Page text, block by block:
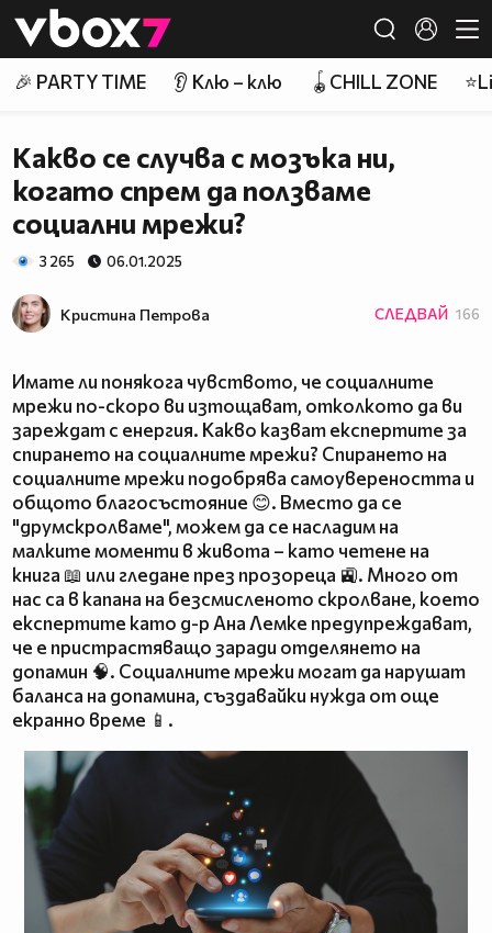
👾
🎉 PARTY TIME 👂 Клю – клю 🪀CHILL ZONE
Какво се случва с мозъка ни,
когато спрем да ползваме
социални мрежи?
3 265 06.01.2025
Кристина Петрова СЛЕДВАЙ 166
Имате ли понякога чувството, че социалните
мрежи по-скоро ви изтощават, отколкото да ви
зареждат с енергия. Какво казват експертите за
спирането на социалните мрежи? Спирането на
социалните мрежи подобрява самоувереността и
общото благосъстояние 😊. Вместо да се
"друмскролваме", можем да се насладим на
малките моменти в живота – като четене на
книга 📖 или гледане през прозореца 🚉. Много от
нас са в капана на безсмисленото скролване, което
експертите като д-р Ана Лемке предупреждават,
че е пристрастяващо заради отделянето на
допамин 🧠. Социалните мрежи могат да нарушат
баланса на допамина, създавайки нужда от още
екранно време 📱.